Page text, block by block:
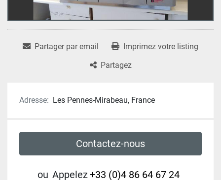
Partager par email
Imprimez votre listing
Partagez
Adresse: Les Pennes-Mirabeau, France
Contactez-nous
ou Appelez+33 (0)4 86 64 67 24